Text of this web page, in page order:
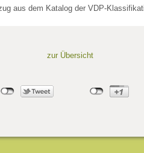
aus dem Katalog der VDP-
zur Übersicht